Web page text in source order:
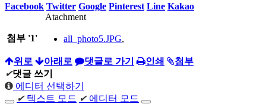
Facebook Twitter Google Pinterest Line Kakao
Atachment
첨부 '1' all_photo5.JPG,
위로 아래로 댓글로 가기 인쇄
첨부
✔댓글 쓰기
에디터 선택하기
✔ 텍스트 모드 ✔ 에디터 모드